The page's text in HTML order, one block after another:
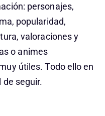
personajes,
popularidad,
valoraciones y
o animes
útiles. Todo ello en
seguir.